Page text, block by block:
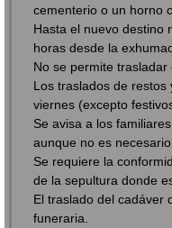
cementerio o un horno
Hasta el nuevo destino
horas desde la
No se permite
Los traslados de
viernes (excepto
Se avisa a los
aunque no es
Se requiere la
de la sepultura donde
El traslado del cadáver
funeraria.